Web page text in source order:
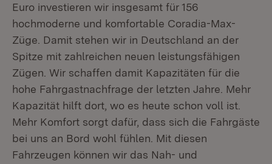
Euro investieren wir insgesamt für 156
hochmoderne und komfortable Coradia-Max-
Züge. Damit stehen wir in Deutschland an der
Spitze mit zahlreichen neuen leistungsfähigen
Zügen. Wir schaffen damit Kapazitäten für die
hohe Fahrgastnachfrage der letzten Jahre. Mehr
Kapazität hilft dort, wo es heute schon voll ist.
Mehr Komfort sorgt dafür, dass sich die Fahrgäste
bei uns an Bord wohl fühlen. Mit diesen
Fahrzeugen können wir das Nah- und